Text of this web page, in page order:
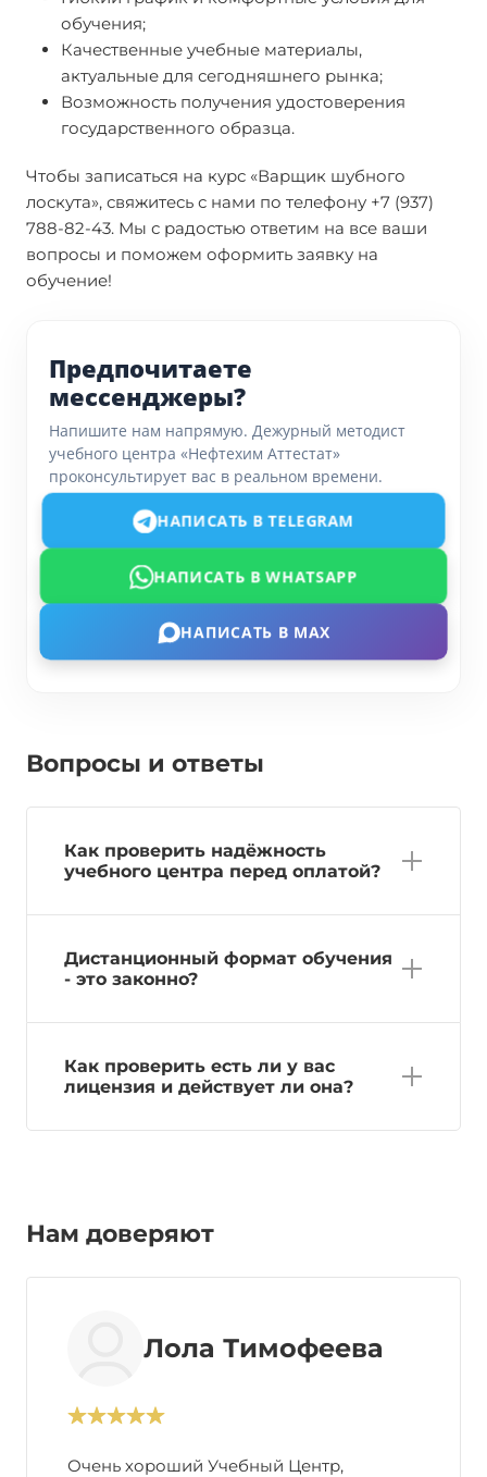
обучения;
Качественные учебные материалы,
актуальные для сегодняшнего рынка;
Возможность получения удостоверения
государственного образца.
Чтобы записаться на курс «Варщик шубного
лоскута», свяжитесь с нами по телефону +7 (937)
788-82-43. Мы с радостью ответим на все ваши
вопросы и поможем оформить заявку на
обучение!
Предпочитаете
мессенджеры?
Напишите нам напрямую. Дежурный методист
учебного центра «Нефтехим Аттестат»
проконсультирует вас в реальном времени.
НАПИСАТЬ В TELEGRAM
НАПИСАТЬ В WHATSAPP
НАПИСАТЬ В MAX
Вопросы и ответы
Как проверить надёжность
учебного центра перед оплатой?
Дистанционный формат обучения
- это законно?
Как проверить есть ли у вас
лицензия и действует ли она?
Нам доверяют
Лола Тимофеева
Очень хороший Учебный Центр,